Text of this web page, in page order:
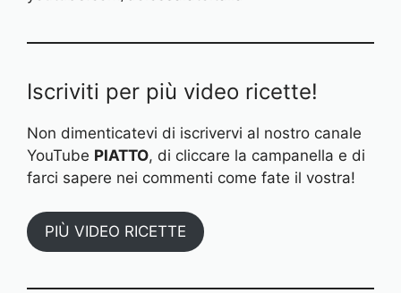
Iscriviti per più video ricette!
Non dimenticatevi di iscrivervi al nostro canale
YouTube PIATTO, di cliccare la campanella e di
farci sapere nei commenti come fate il vostra!
PIÙ VIDEO RICETTE